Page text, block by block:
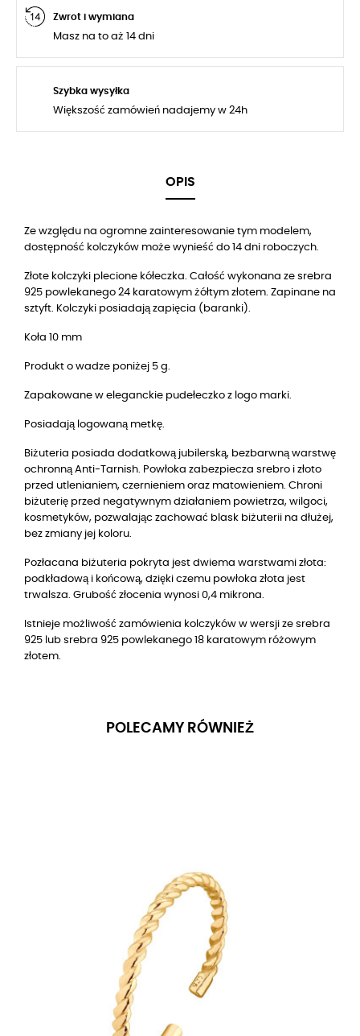
Zwrot i wymiana
Masz na to aż 14 dni
Szybka wysyłka
Większość zamówień nadajemy w 24h
OPIS
Ze względu na ogromne zainteresowanie tym modelem,
dostępność kolczyków może wynieść do 14 dni roboczych.
Złote kolczyki plecione kółeczka. Całość wykonana ze srebra
925 powlekanego 24 karatowym żółtym złotem. Zapinane na
sztyft. Kolczyki posiadają zapięcia (baranki).
Koła 10 mm
Produkt o wadze poniżej 5 g.
Zapakowane w eleganckie pudełeczko z logo marki.
Posiadają logowaną metkę.
Biżuteria posiada dodatkową jubilerską, bezbarwną warstwę
ochronną Anti-Tarnish. Powłoka zabezpiecza srebro i złoto
przed utlenianiem, czernieniem oraz matowieniem. Chroni
biżuterię przed negatywnym działaniem powietrza, wilgoci,
kosmetyków, pozwalając zachować blask biżuterii na dłużej,
bez zmiany jej koloru.
Pozłacana biżuteria pokryta jest dwiema warstwami złota:
podkładową i końcową, dzięki czemu powłoka złota jest
trwalsza. Grubość złocenia wynosi 0,4 mikrona.
Istnieje możliwość zamówienia kolczyków w wersji ze srebra
925 lub srebra 925 powlekanego 18 karatowym różowym
złotem.
POLECAMY RÓWNIEŻ